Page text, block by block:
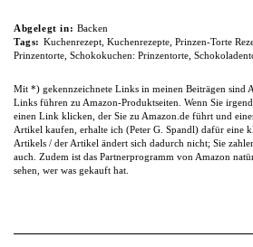
Abgelegt in: Backen
Tags: Kuchenrezept, Kuchenrezepte, Prinzen-Torte
Prinzentorte Schokokuchen: Prinzentorte
Mit *) gekennzeichnete Links in meinen Beiträgen sind
Links führen zu Amazon-Produktseiten. Wenn Sie
einen Link klicken, der Sie zu Amazon.de führt und
Artikel kaufen, erhalte ich (Peter G. Spandl) dafür eine
Artikels / der Artikel ändert sich dadurch nicht; Sie
auch. Zudem ist das Partnerprogramm von Amazon
sehen, wer was gekauft hat.